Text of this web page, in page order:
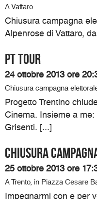
A Vattaro
Chiusura campagna
Alpenrose di Vattaro,
PT TOUR
24 ottobre 2013 ore
Chiusura campagna
Progetto Trentino
Cinema. Insieme a
Grisenti. [...]
Chiusura
25 ottobre 2013 ore
A Trento, in Piazza Cesare
Impegnarmi con e per